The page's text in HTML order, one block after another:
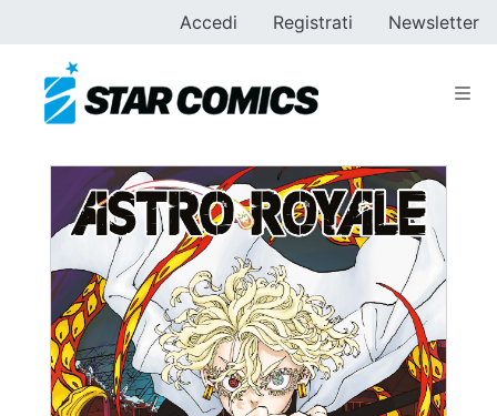
Accedi Registrati Newsletter